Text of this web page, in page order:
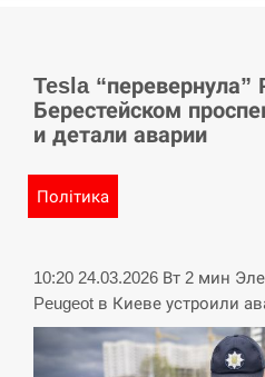
15:40
У Німеччині удар
місто в Баварії
Пытки
СЕРПЕНЬ
15:10
Іспанія попросила
Марокко через
Tesla “перевернула”
Берестейском
и детали аварии
Політика
10:20 24.03.2026 Вт 2 мин
Peugeot в Киеве устроили